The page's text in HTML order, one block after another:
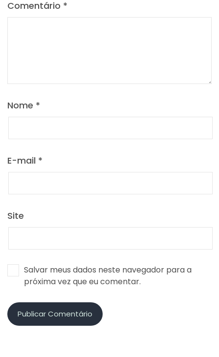
Comentário *
Nome *
E-mail *
Site
Salvar meus dados neste navegador para a
próxima vez que eu comentar.